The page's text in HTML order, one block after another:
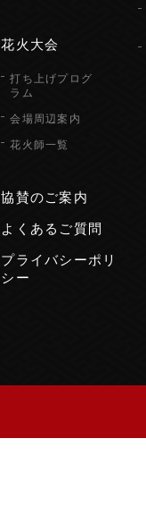
花火大会
打ち上げプログ
ラム
会場周辺案内
花火師一覧
協賛のご案内
よくあるご質問
プライバシーポリ
シー